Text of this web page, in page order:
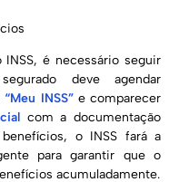
é necessário seguir
deve agendar
“Meu INSS”e comparecer
com a documentação
o INSS fará a
para garantir que o
acumuladamente.